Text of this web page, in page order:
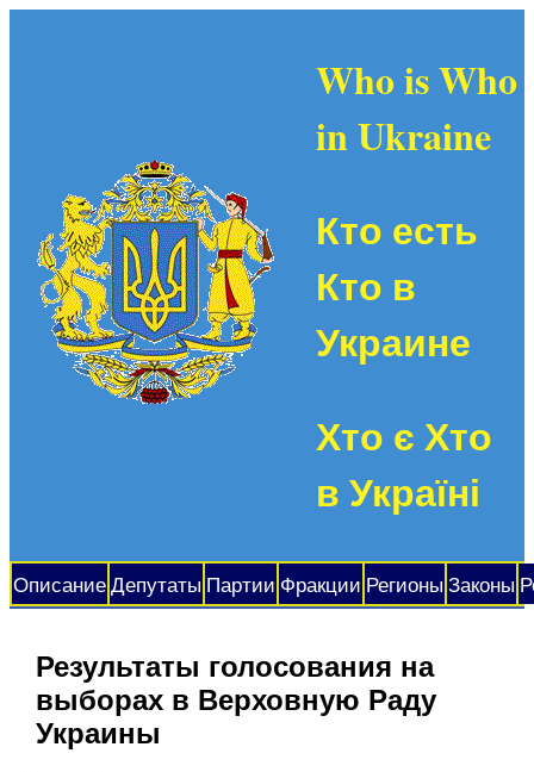
Who is Who
in Ukraine
Кто есть
Кто в
Украине
Хто є Хто
в Україні
Описание Депутаты Партии Фракции Регионы Законы
Результаты голосования на
выборах в Верховную Раду
Украины